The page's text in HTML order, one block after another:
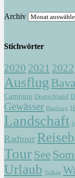
Archiv
Stichwörter
2020 2021 2022
Ausflug
Camping Deutschland
Gewässer Hamburg
Landschaft
Radtour
Tour See
Urlaub Vulkan